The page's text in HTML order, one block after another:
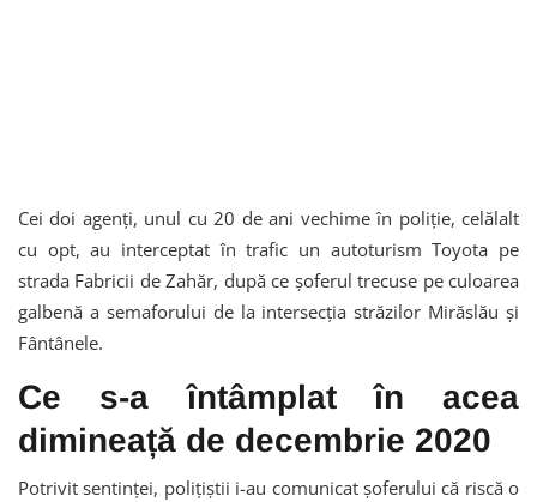
Cei doi agenți, unul cu 20 de ani vechime în poliție, celălalt
cu opt, au interceptat în trafic un autoturism Toyota pe
strada Fabricii de Zahăr, după ce șoferul trecuse pe culoarea
galbenă a semaforului de la intersecția străzilor Mirăslău și
Fântânele.
Ce s-a întâmplat în acea
dimineață de decembrie 2020
Potrivit sentinței, polițiștii i-au comunicat șoferului că riscă o